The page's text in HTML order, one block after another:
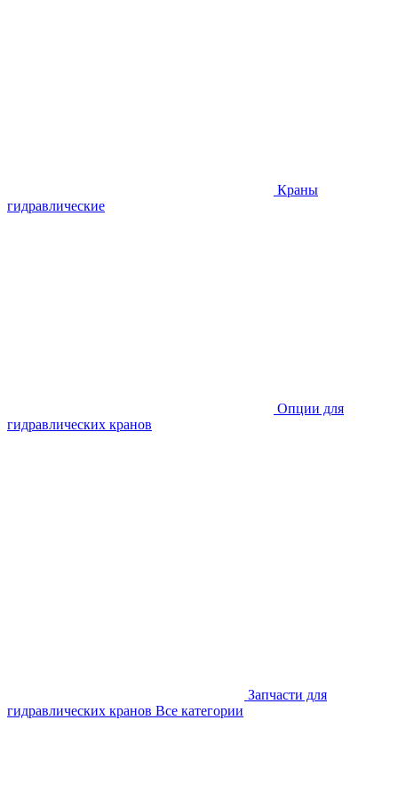
Краны
гидравлические
Опции для
гидравлических кранов
Запчасти для
гидравлических кранов Все категории